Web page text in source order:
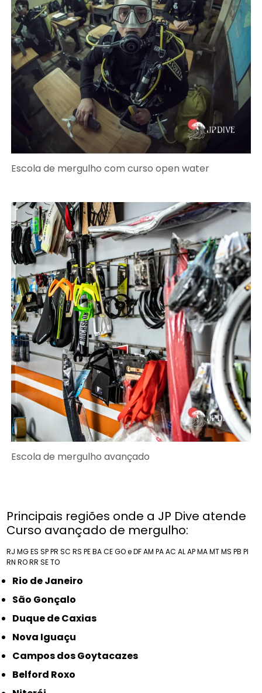
Escola de mergulho com curso open water
Escola de mergulho avançado
Principais regiões onde a JP Dive atende
Curso avançado de mergulho:
RJ MGES SPPR SC RS PEBACEGO e DFAM PAAC ALAPMAMTMS PB PI
RN RORR SETO
Rio de Janeiro
São Gonçalo
Duque de Caxias
Nova Iguaçu
Campos dos Goytacazes
Belford Roxo